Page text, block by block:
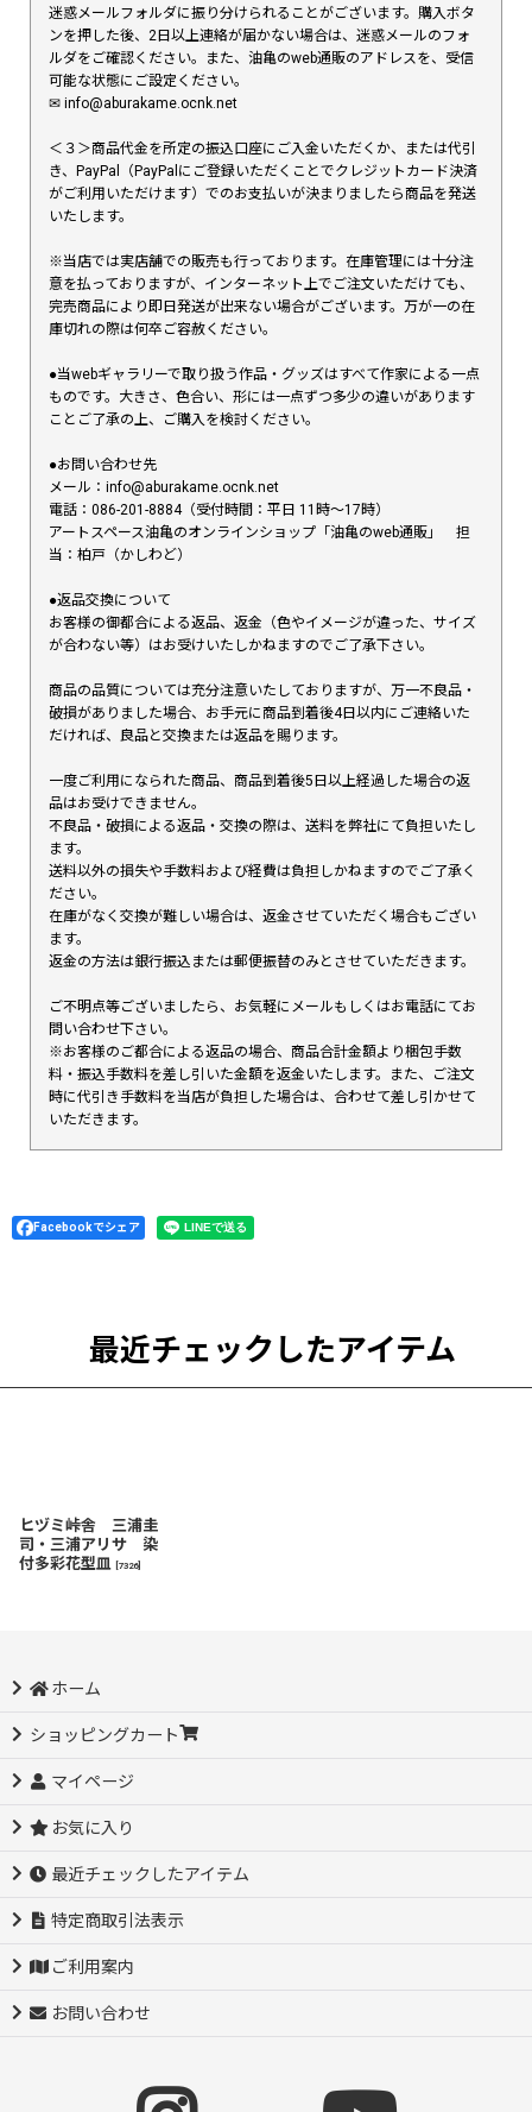
迷惑メールフォルダに振り分けられることがございます。購入ボタ
ンを押した後、2日以上連絡が届かない場合は、迷惑メールのフォ
ルダをご確認ください。また、油亀のweb通販のアドレスを、受信
可能な状態にご設定ください。
✉︎ info@aburakame.ocnk.net
＜３＞商品代金を所定の振込口座にご入金いただくか、または代引
き、PayPal（PayPalにご登録いただくことでクレジットカード決済
がご利用いただけます）でのお支払いが決まりましたら商品を発送
いたします。
※当店では実店舗での販売も行っております。在庫管理には十分注
意を払っておりますが、インターネット上でご注文いただけても、
完売商品により即日発送が出来ない場合がございます。万が一の在
庫切れの際は何卒ご容赦ください。
●当webギャラリーで取り扱う作品・グッズはすべて作家による一点
ものです。大きさ、色合い、形には一点ずつ多少の違いがあります
ことご了承の上、ご購入を検討ください。
●お問い合わせ先
メール：info@aburakame.ocnk.net
電話：086-201-8884（受付時間：平日 11時〜17時）
アートスペース油亀のオンラインショップ「油亀のweb通販」 担
当：柏戸（かしわど）
●返品交換について
お客様の御都合による返品、返金（色やイメージが違った、サイズ
が合わない等）はお受けいたしかねますのでご了承下さい。
商品の品質については充分注意いたしておりますが、万一不良品・
破損がありました場合、お手元に商品到着後4日以内にご連絡いた
だければ、良品と交換または返品を賜ります。
一度ご利用になられた商品、商品到着後5日以上経過した場合の返
品はお受けできません。
不良品・破損による返品・交換の際は、送料を弊社にて負担いたし
ます。
送料以外の損失や手数料および経費は負担しかねますのでご了承く
ださい。
在庫がなく交換が難しい場合は、返金させていただく場合もござい
ます。
返金の方法は銀行振込または郵便振替のみとさせていただきます。
ご不明点等ございましたら、お気軽にメールもしくはお電話にてお
問い合わせ下さい。
※お客様のご都合による返品の場合、商品合計金額より梱包手数
料・振込手数料を差し引いた金額を返金いたします。また、ご注文
時に代引き手数料を当店が負担した場合は、合わせて差し引かせて
いただきます。
Facebookでシェア
最近チェックしたアイテム
ヒヅミ峠舎 三浦圭
司・三浦アリサ 染
付多彩花型皿
7326]
ホーム
ショッピングカート
マイページ
お気に入り
最近チェックしたアイテム
特定商取引法表示
ご利用案内
お問い合わせ